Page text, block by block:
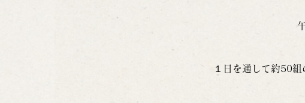
１日を通して約50